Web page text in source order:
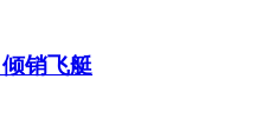
销飞艇